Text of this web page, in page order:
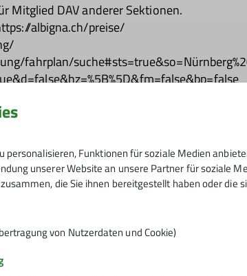
Mitglied DAV anderer Sektionen.
albigna.ch/preise/
fahrplan/
personalisieren, Funktionen für soziale Medien
unserer Website an unsere Partner für soziale
die Sie ihnen bereitgestellt haben oder die
von Nutzerdaten und Cookie)